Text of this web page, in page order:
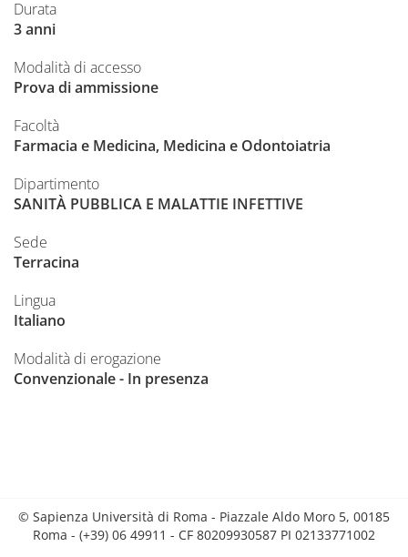
Durata
3 anni
Modalità di accesso
Prova di ammissione
Facoltà
Farmacia e Medicina, Medicina e Odontoiatria
Dipartimento
SANITÀ PUBBLICA E MALATTIE INFETTIVE
Sede
Terracina
Lingua
Italiano
Modalità di erogazione
Convenzionale - In presenza
© Sapienza Università di Roma - Piazzale Aldo Moro 5, 00185
Roma - (+39) 06 49911 - CF 80209930587 PI 02133771002